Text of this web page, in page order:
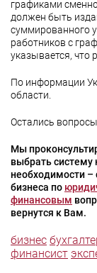
графиками
должен быть
суммированного
работников с
указывается, что
По информации
области.
Остались
Мы
выбрать систему
необходимости –
бизнеса по
финансовым
вернутся к Вам.
бизнес
финансист